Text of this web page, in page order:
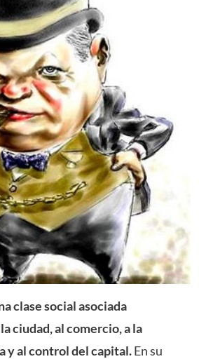
clase social asociada
ciudad, al comercio, a la
y al control del capital.En su